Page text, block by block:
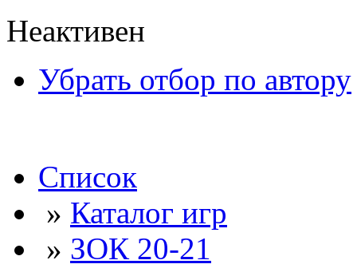
Неактивен
Убрать отбор по автору
Список
» Каталог игр
» ЗОК 20-21